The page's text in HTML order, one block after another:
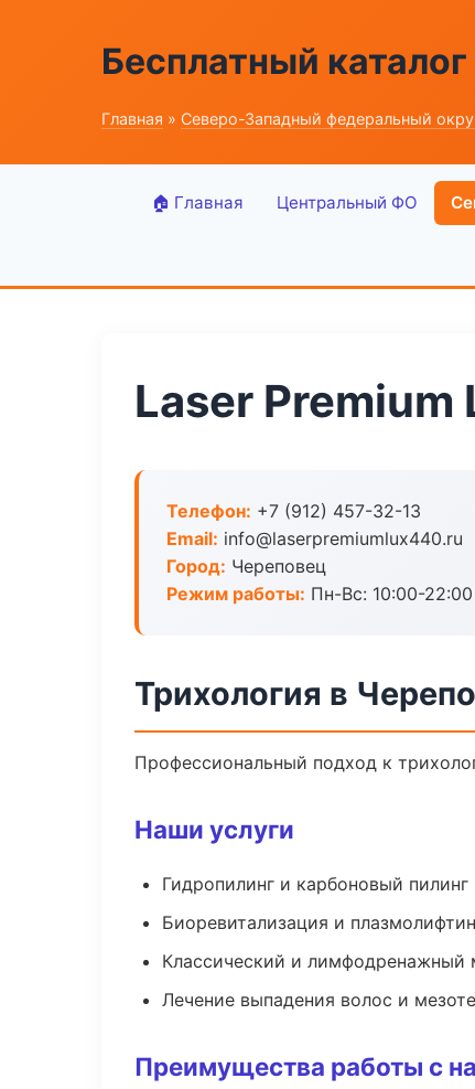
Бесплатный
Главная » Северо-Западный федеральный
🏠 Главная Центральный ФО
Laser Premium
Телефон: +7 (912) 457-32-13
Email: info@laserpremiumlux440.ru
Город: Череповец
Режим работы: Пн-Вс: 10:00-22:00
Трихология в
Профессиональный подход к
Наши услуги
Гидропилинг и карбоновый пилинг
Биоревитализация и
Классический и лимфодренажный
Лечение выпадения волос и
Преимущества работы с